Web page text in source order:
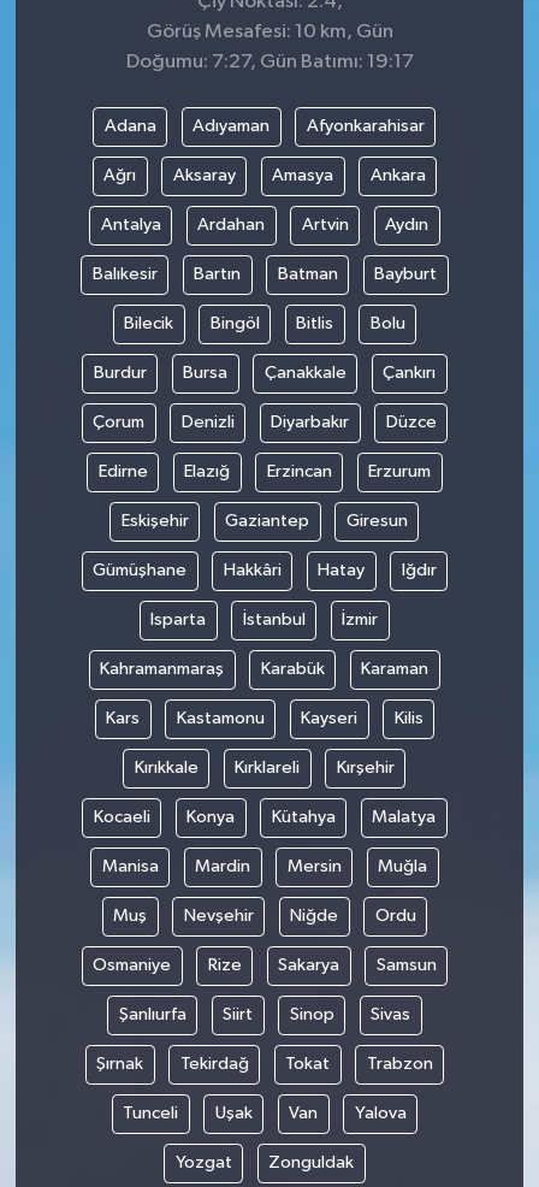
Görüş Mesafesi: 10 km, Gün
Doğumu: 7:27, Gün Batımı: 19:17
Adana Adıyaman Afyonkarahisar
Ağrı Aksaray Amasya Ankara
Antalya Ardahan Artvin Aydın
Balıkesir Bartın Batman Bayburt
Bilecik Bingöl Bitlis Bolu
Burdur Bursa Çanakkale Çankırı
Çorum Denizli Diyarbakır Düzce
Edirne Elazığ Erzincan Erzurum
Eskişehir Gaziantep Giresun
Gümüşhane Hakkâri Hatay Iğdır
Isparta İstanbul İzmir
Kahramanmaraş Karabük Karaman
Kars Kastamonu Kayseri Kilis
Kırıkkale Kırklareli Kırşehir
Kocaeli Konya Kütahya Malatya
Manisa Mardin Mersin Muğla
Muş Nevşehir Niğde Ordu
Osmaniye Rize Sakarya Samsun
Şanlıurfa Siirt Sinop Sivas
Şırnak Tekirdağ Tokat Trabzon
Tunceli Uşak Van Yalova
Yozgat Zonguldak
Son Dakika
Spor
Teknoloji